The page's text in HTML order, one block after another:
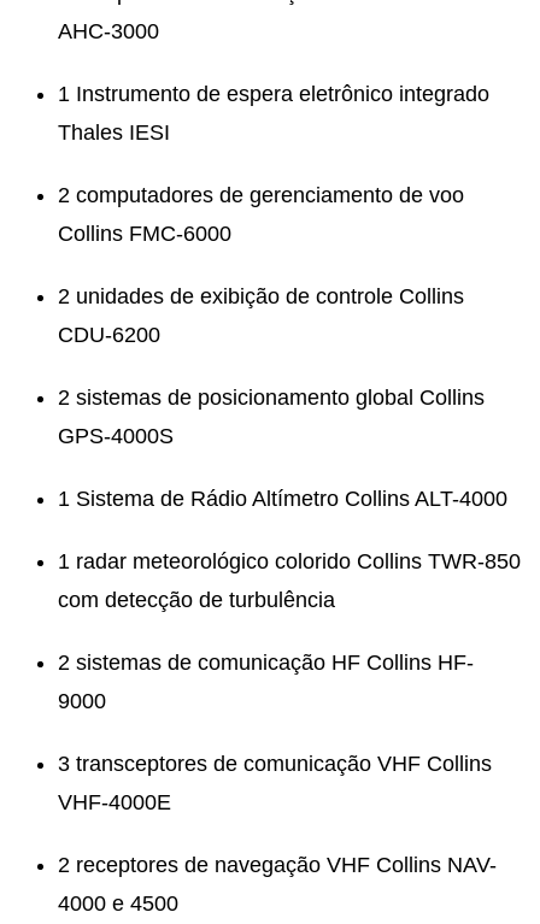
AHC-3000
1 Instrumento de espera eletrônico integrado
Thales IESI
2 computadores de gerenciamento de voo
Collins FMC-6000
2 unidades de exibição de controle Collins
CDU-6200
2 sistemas de posicionamento global Collins
GPS-4000S
1 Sistema de Rádio Altímetro Collins ALT-4000
1 radar meteorológico colorido Collins TWR-850
com detecção de turbulência
2 sistemas de comunicação HF Collins HF-
9000
3 transceptores de comunicação VHF Collins
VHF-4000E
2 receptores de navegação VHF Collins NAV-
4000 e 4500